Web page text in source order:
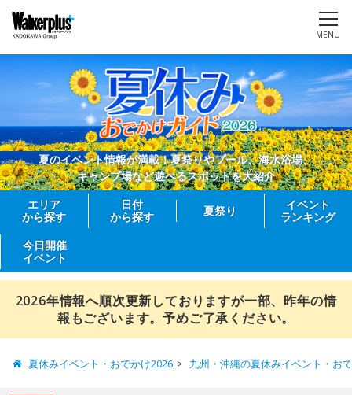
MENU
夏のイベント情報が満載！夏祭りやプール、海水浴場、
キャンプ場など遊べるスポットを大紹介
エリア
から探す
日付
から探す
夏祭り
イベント
ランキング
今日開催
イベント
2026年情報へ順次更新しておりますが一部、昨年の情
報もございます。予めご了承ください。
夏休みイベント・おでかけ2026 九州・沖縄の夏休みイベント・お